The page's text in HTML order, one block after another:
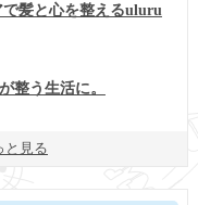
髪と心を整えるuluru
整う生活に。
と見る